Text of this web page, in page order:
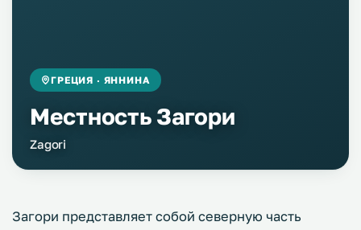
ГРЕЦИЯ · ЯННИНА
Местность Загори
Zagori
Загори представляет собой северную часть